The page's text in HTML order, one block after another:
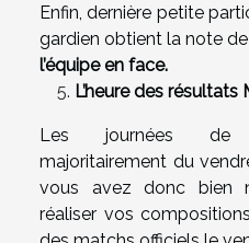
Enfin, dernière petite
gardien obtient la note
l’équipe en face.
L’heure des résultats
Les journées de
majoritairement du
vous avez donc bien
réaliser vos